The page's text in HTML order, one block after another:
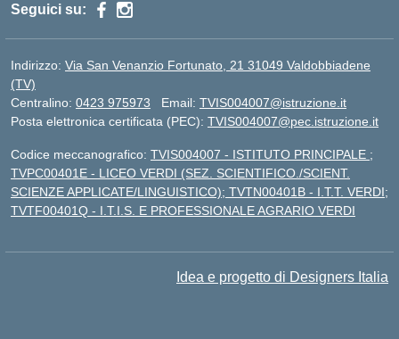
Seguici su:
Indirizzo: Via San Venanzio Fortunato, 21 31049 Valdobbiadene
(TV)
Centralino: 0423 975973 Email: TVIS004007@istruzione.it
Posta elettronica certificata (PEC): TVIS004007@pec.istruzione.it
Codice meccanografico: TVIS004007 - ISTITUTO PRINCIPALE ;
TVPC00401E - LICEO VERDI (SEZ. SCIENTIFICO./SCIENT.
SCIENZE APPLICATE/LINGUISTICO); TVTN00401B - I.T.T. VERDI;
TVTF00401Q - I.T.I.S. E PROFESSIONALE AGRARIO VERDI
Idea e progetto di Designers Italia